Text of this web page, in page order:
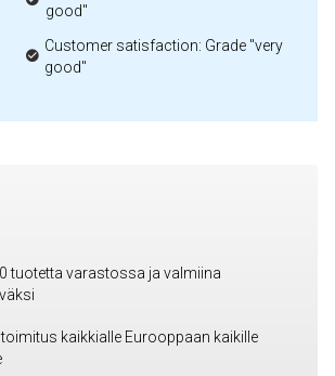
good"
Customer satisfaction: Grade "very
good"
tuotetta varastossa ja valmiina
toimitus kaikkialle Eurooppaan kaikille